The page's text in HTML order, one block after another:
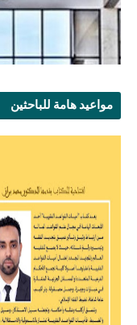
مواعيد هامة للباحثين